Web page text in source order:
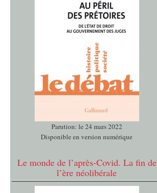
Parution: le 24 mars 2022
Disponible en version numérique
Le monde de l’après-Covid. La fin de
l’ère néolibérale